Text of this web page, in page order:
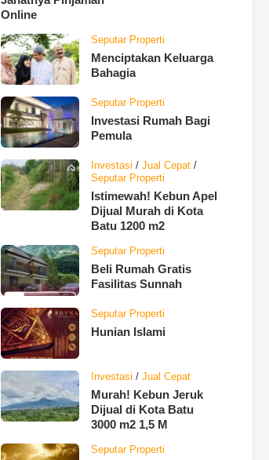
Online
Seputar Properti
Menciptakan Keluarga
Bahagia
Seputar Properti
Investasi Rumah Bagi
Pemula
Investasi / Jual Cepat /
Seputar Properti
Istimewah! Kebun Apel
Dijual Murah di Kota
Batu 1200 m2
Seputar Properti
Beli Rumah Gratis
Fasilitas Sunnah
Seputar Properti
Hunian Islami
Investasi / Jual Cepat
Murah! Kebun Jeruk
Dijual di Kota Batu
3000 m2 1,5 M
Seputar Properti